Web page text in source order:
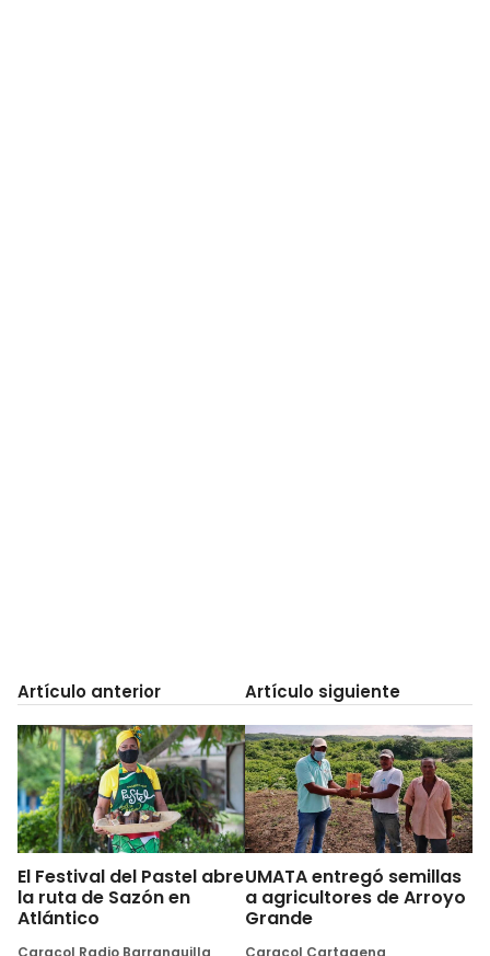
Artículo anterior
El Festival del Pastel abre
la ruta de Sazón en
Atlántico
Caracol Radio Barranquilla
Artículo siguiente
UMATA entregó semillas
a agricultores de Arroyo
Grande
Caracol Cartagena